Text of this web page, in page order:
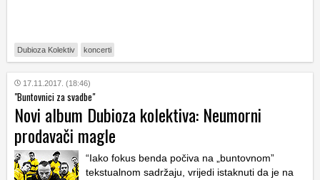
Dubioza Kolektiv koncerti
17.11.2017. (18:46)
"Buntovnici za svadbe"
Novi album Dubioza kolektiva: Neumorni
prodavači magle
“Iako fokus benda počiva na „buntovnom”
tekstualnom sadržaju, vrijedi istaknuti da je na